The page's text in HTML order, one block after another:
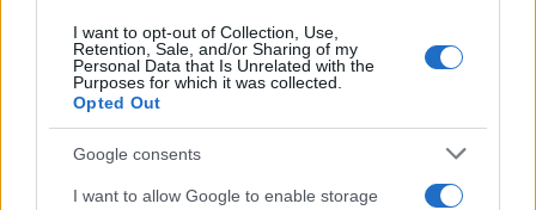
I want to opt-out of Collection, Use,
Retention, Sale, and/or Sharing of my
Personal Data that Is Unrelated with the
Purposes for which it was collected.
Opted Out
Google consents
I want to allow Google to enable storage
TEMI: Chiesa Di San Paolo Olbia
Riti Settimana Santa
Settimana Santa Olbia
Condividi l'articolo